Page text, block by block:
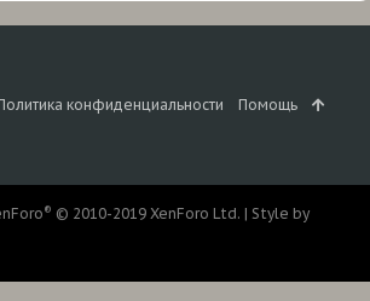
конфиденциальности Помощь
® © 2010-2019 XenForo Ltd. | Style by